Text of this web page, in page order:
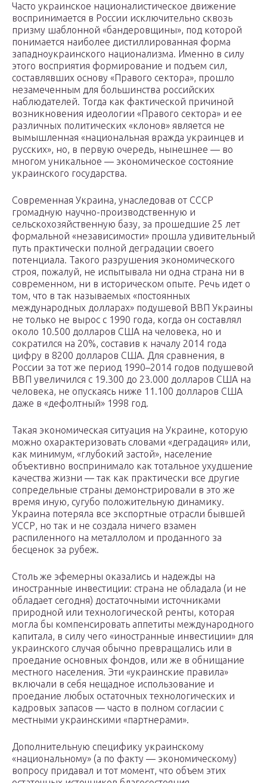
Часто украинское националистическое движение
воспринимается в России исключительно сквозь
призму шаблонной «бандеровщины», под которой
понимается наиболее дистиллированная форма
западноукраинского национализма. Именно в силу
этого восприятия формирование и подъем сил,
составлявших основу «Правого сектора», прошло
незамеченным для большинства российских
наблюдателей. Тогда как фактической причиной
возникновения идеологии «Правого сектора» и ее
различных политических «клонов» является не
вымышленная «национальная вражда украинцев и
русских», но, в первую очередь, нынешнее — во
многом уникальное — экономическое состояние
украинского государства.
Современная Украина, унаследовав от СССР
громадную научно-производственную и
сельскохозяйственную базу, за прошедшие 25 лет
формальной «независимости» прошла удивительный
путь практически полной деградации своего
потенциала. Такого разрушения экономического
строя, пожалуй, не испытывала ни одна страна ни в
современном, ни в историческом опыте. Речь идет о
том, что в так называемых «постоянных
международных долларах» подушевой ВВП Украины
не только не вырос с 1990 года, когда он составлял
около 10.500 долларов США на человека, но и
сократился на 20%, составив к началу 2014 года
цифру в 8200 долларов США. Для сравнения, в
России за тот же период 1990–2014 годов подушевой
ВВП увеличился с 19.300 до 23.000 долларов США на
человека, не опускаясь ниже 11.100 долларов США
даже в «дефолтный» 1998 год.
Такая экономическая ситуация на Украине, которую
можно охарактеризовать словами «деградация» или,
как минимум, «глубокий застой», население
объективно воспринимало как тотальное ухудшение
качества жизни — так как практически все другие
сопредельные страны демонстрировали в это же
время иную, сугубо положительную динамику.
Украина потеряла все экспортные отрасли бывшей
УССР, но так и не создала ничего взамен
распиленного на металлолом и проданного за
бесценок за рубеж.
Столь же эфемерны оказались и надежды на
иностранные инвестиции: страна не обладала (и не
обладает сегодня) достаточными источниками
природной или технологической ренты, которая
могла бы компенсировать аппетиты международного
капитала, в силу чего «иностранные инвестиции» для
украинского случая обычно превращались или в
проедание основных фондов, или же в обнищание
местного населения. Эти «украинские правила»
включали в себя нещадное использование и
проедание любых остаточных технологических и
кадровых запасов — часто в полном согласии с
местными украинскими «партнерами».
Дополнительную специфику украинскому
«национальному» (а по факту — экономическому)
вопросу придавал и тот момент, что объем этих